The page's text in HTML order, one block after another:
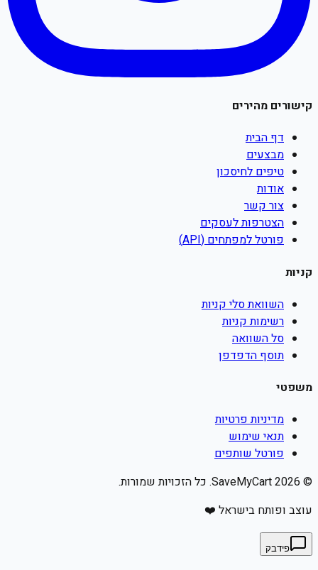
קישורים מהירים
דף הבית
מבצעים
טיפים לחיסכון
אודות
צור קשר
הצטרפות לעסקים
פורטל למפתחים (API)
קניות
השוואת סלי קניות
רשימות קניות
סל השוואה
תוסף הדפדפן
משפטי
מדיניות פרטיות
תנאי שימוש
פורטל שותפים
©
2026
עוצב ופותח בישראל ❤️
פידבק